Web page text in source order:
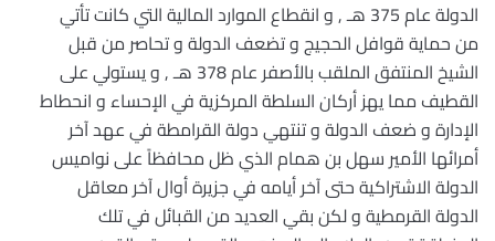
الدولة عام 375 هـ , و انقطاع الموارد المالية التي كانت تأتي
من حماية قوافل الحجيج و تضعف الدولة و تحاصر من قبل
الشيخ المنتفق الملقب بالأصفر عام 378 هـ , و يستولي على
القطيف مما يهز أركان السلطة المركزية في الإحساء و انحطاط
الإدارة و ضعف الدولة و تنتهي دولة القرامطة في عهد آخر
أمرائها الأمير سهل بن همام الذي ظل محافظاً على نواميس
الدولة الاشتراكية حتى آخر أيامه في جزيرة أوال آخر معاقل
الدولة القرمطية و لكن بقي العديد من القبائل في تلك